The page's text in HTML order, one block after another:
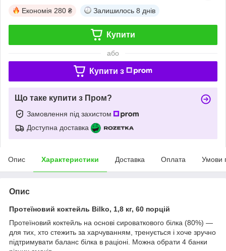
Економія 280 ₴ Залишилось 8 днів
Купити
або
Купити з
Що таке купити з Пром?
Замовлення під захистом
Доступна доставка
Опис Характеристики Доставка Оплата Умови
Опис
Протеїновий коктейль Bilko, 1,8 кг, 60 порцій
Протеїновий коктейль на основі сироваткового білка (80%) —
для тих, хто стежить за харчуванням, тренується і хоче зручно
підтримувати баланс білка в раціоні. Можна обрати 4 банки